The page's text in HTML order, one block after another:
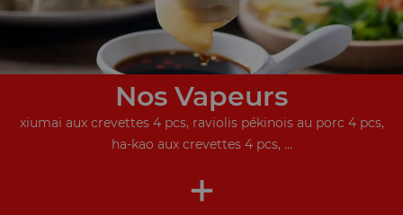
Nos Vapeurs
xiumai aux crevettes 4 pcs, raviolis pékinois au porc 4 pcs,
ha-kao aux crevettes 4 pcs, ...
+